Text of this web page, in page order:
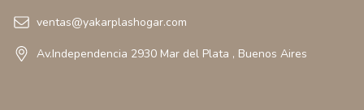
ventas@yakarplashogar.com
Av.Independencia 2930 Mar del Plata , Buenos Aires